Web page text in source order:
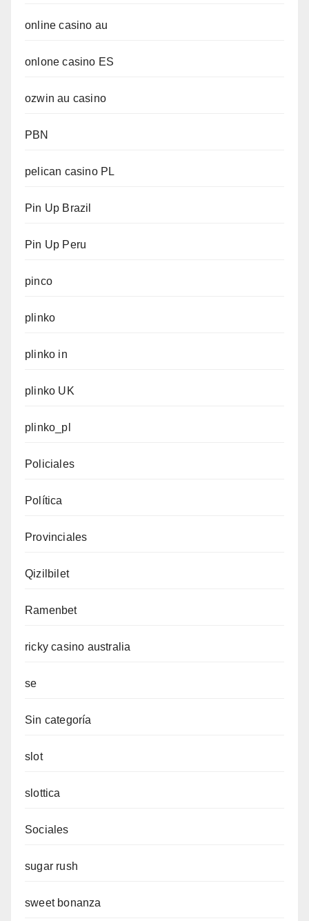
online casino au
onlone casino ES
ozwin au casino
PBN
pelican casino PL
Pin Up Brazil
Pin Up Peru
pinco
plinko
plinko in
plinko UK
plinko_pl
Policiales
Política
Provinciales
Qizilbilet
Ramenbet
ricky casino australia
se
Sin categoría
slot
slottica
Sociales
sugar rush
sweet bonanza